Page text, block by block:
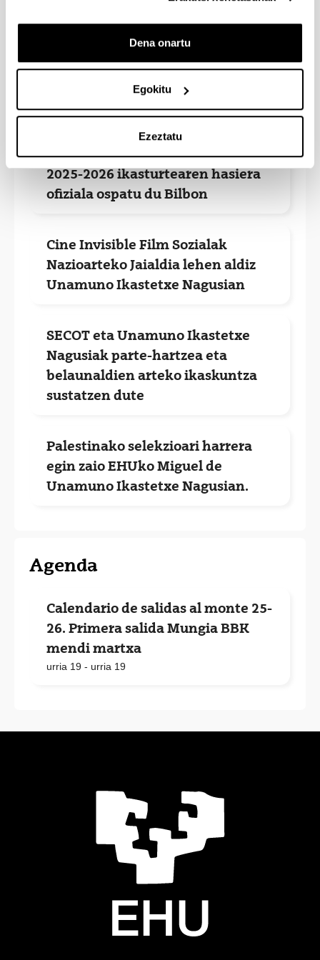
Dena onartu
Egokitu
Ezeztatu
Kultura
Berriak
Unamuno Ikastetxe Nagusiak
2025-2026 ikasturtearen hasiera
ofiziala ospatu du Bilbon
Cine Invisible Film Sozialak
Nazioarteko Jaialdia lehen aldiz
Unamuno Ikastetxe Nagusian
SECOT eta Unamuno Ikastetxe
Nagusiak parte-hartzea eta
belaunaldien arteko ikaskuntza
sustatzen dute
Palestinako selekzioari harrera
egin zaio EHUko Miguel de
Unamuno Ikastetxe Nagusian.
Agenda
Calendario de salidas al monte 25-
26. Primera salida Mungia BBK
mendi martxa
urria 19 - urria 19